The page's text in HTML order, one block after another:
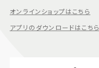
オンラインショップはこちら
アプリのダウンロードはこちら